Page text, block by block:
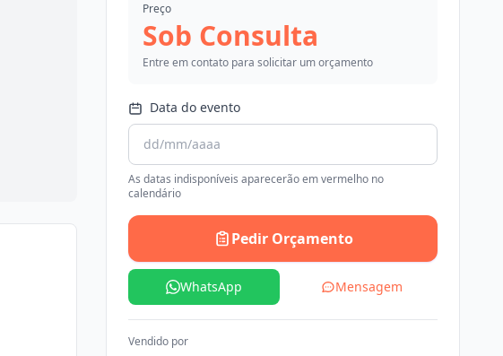
Preço
Sob Consulta
Entre em contato para solicitar um orçamento
Data do evento
As datas indisponíveis aparecerão em vermelho no
calendário
Pedir Orçamento
WhatsApp Mensagem
Vendido por